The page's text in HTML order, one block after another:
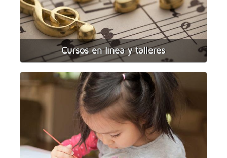
Cursos en línea y talleres